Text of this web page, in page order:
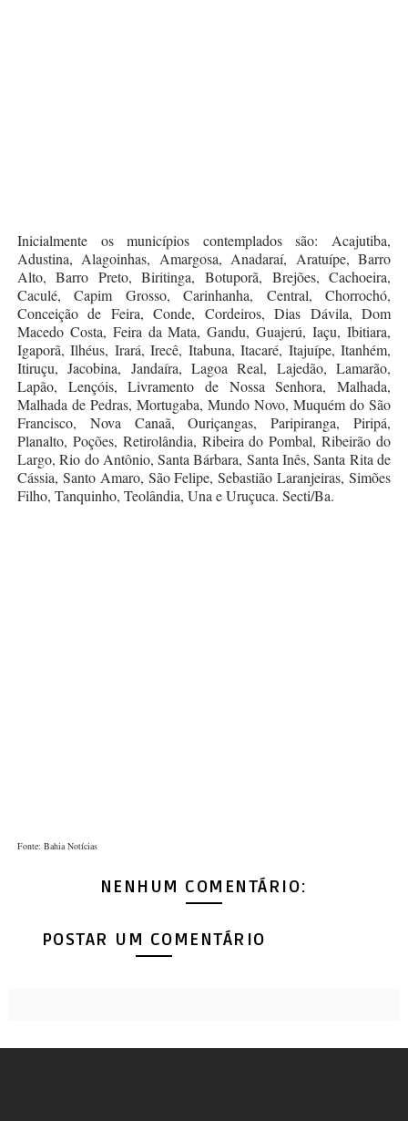
Inicialmente os municípios contemplados são: Acajutiba,
Adustina, Alagoinhas, Amargosa, Anadaraí, Aratuípe, Barro
Alto, Barro Preto, Biritinga, Botuporã, Brejões, Cachoeira,
Caculé, Capim Grosso, Carinhanha, Central, Chorrochó,
Conceição de Feira, Conde, Cordeiros, Dias Dávila, Dom
Macedo Costa, Feira da Mata, Gandu, Guajerú, Iaçu, Ibitiara,
Igaporã, Ilhéus, Irará, Irecê, Itabuna, Itacaré, Itajuípe, Itanhém,
Itiruçu, Jacobina, Jandaíra, Lagoa Real, Lajedão, Lamarão,
Lapão, Lençóis, Livramento de Nossa Senhora, Malhada,
Malhada de Pedras, Mortugaba, Mundo Novo, Muquém do São
Francisco, Nova Canaã, Ouriçangas, Paripiranga, Piripá,
Planalto, Poções, Retirolândia, Ribeira do Pombal, Ribeirão do
Largo, Rio do Antônio, Santa Bárbara, Santa Inês, Santa Rita de
Cássia, Santo Amaro, São Felipe, Sebastião Laranjeiras, Simões
Filho, Tanquinho, Teolândia, Una e Uruçuca. Secti/Ba.
Fonte: Bahia Notícias
NENHUM COMENTÁRIO:
POSTAR UM COMENTÁRIO